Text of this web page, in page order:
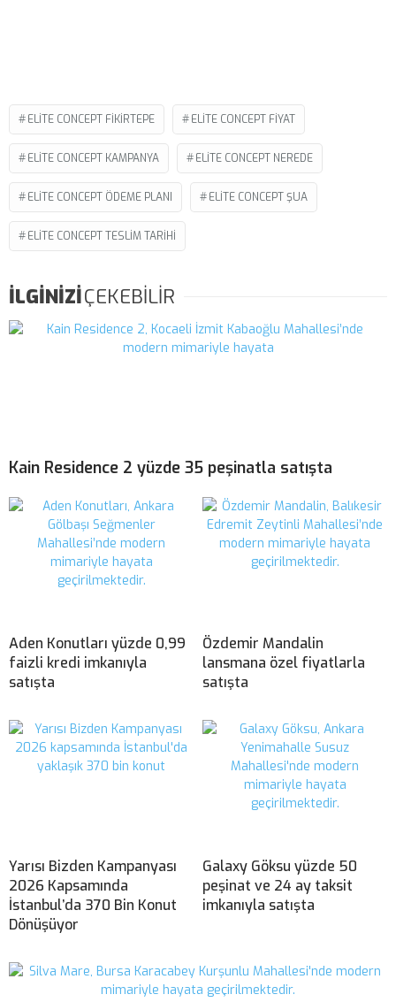
ELITE CONCEPT FIKIRTEPE ELITE CONCEPT FIYAT
ELITE CONCEPT KAMPANYA ELITE CONCEPT NEREDE
ELITE CONCEPT ÖDEME PLANI ELITE CONCEPT ŞUA
ELITE CONCEPT TESLIM TARIHI
İLGİNİZİÇEKEBİLİR
Kain Residence 2 yüzde 35 peşinatla satışta
Aden Konutları yüzde 0,99
faizli kredi imkanıyla
satışta
Özdemir Mandalin
lansmana özel fiyatlarla
satışta
Yarısı Bizden Kampanyası
2026 Kapsamında
İstanbul’da 370 Bin Konut
Dönüşüyor
Galaxy Göksu yüzde 50
peşinat ve 24 ay taksit
imkanıyla satışta